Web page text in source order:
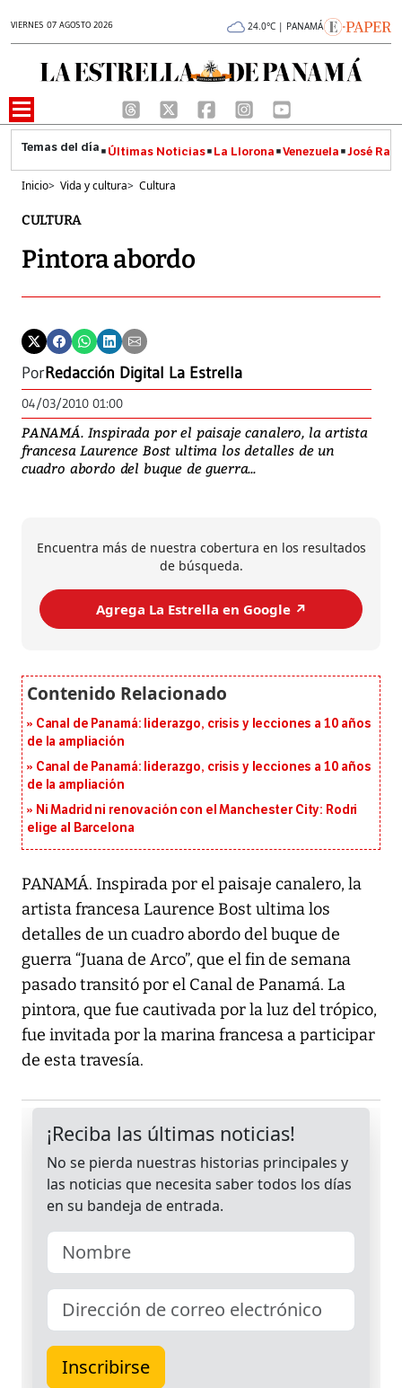
VIERNES 07 AGOSTO 2026 24.0°C | PANAMÁ
Últimas Noticias La Llorona Venezuela José
Inicio> Vida y cultura> Cultura
CULTURA
Pintora abordo
PorRedacción Digital La Estrella
04/03/2010 01:00
PANAMÁ. Inspirada por el paisaje canalero, la artista
francesa Laurence Bost ultima los detalles de un
cuadro abordo del buque de guerra...
Encuentra más de nuestra cobertura en los resultados
de búsqueda.
Agrega La Estrella en Google ↗️
Canal de Panamá: liderazgo, crisis y lecciones a 10 años
de la ampliación
Canal de Panamá: liderazgo, crisis y lecciones a 10 años
de la ampliación
Ni Madrid ni renovación con el Manchester City: Rodri
elige al Barcelona
PANAMÁ. Inspirada por el paisaje canalero, la
artista francesa Laurence Bost ultima los
detalles de un cuadro abordo del buque de
guerra “Juana de Arco”, que el fin de semana
pasado transitó por el Canal de Panamá. La
pintora, que fue cautivada por la luz del trópico,
fue invitada por la marina francesa a participar
de esta travesía.